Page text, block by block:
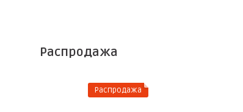
Распродажа
Распродажа